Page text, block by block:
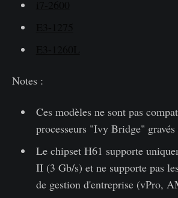
Notes :
Ces modèles ne sont pas
processeurs "Ivy Bridge" gravés
Le chipset H61 supporte
II (3 Gb/s) et ne supporte pas
de gestion d'entreprise (vPro,